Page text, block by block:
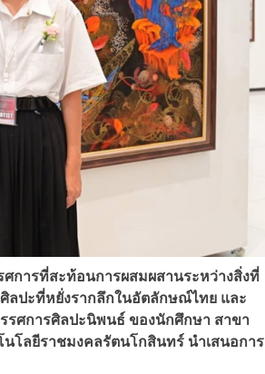
การที่สะท้อนการผสมผสานระหว่างสิ่งที่
ลปะที่หยั่งรากลึกในอัตลักษณ์ไทย และ
รศการศิลปะนิพนธ์ ของนักศึกษา สาขา
โลยีราชมงคลรัตนโกสินทร์ นำเสนอการ